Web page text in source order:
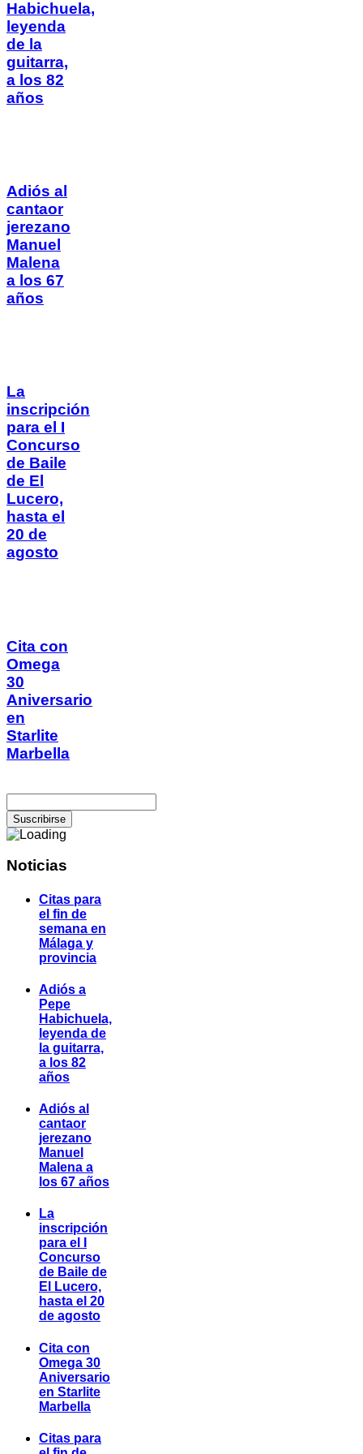
Habichuela,
leyenda
de la
guitarra,
a los 82
años
Adiós al
cantaor
jerezano
Manuel
Malena
a los 67
años
La
inscripción
para el I
Concurso
de Baile
de El
Lucero,
hasta el
20 de
agosto
Cita con
Omega
30
Aniversario
en
Starlite
Marbella
Noticias
Citas para
el fin de
semana en
Málaga y
provincia
Adiós a
Pepe
Habichuela,
leyenda de
la guitarra,
a los 82
años
Adiós al
cantaor
jerezano
Manuel
Malena a
los 67 años
La
inscripción
para el I
Concurso
de Baile de
El Lucero,
hasta el 20
de agosto
Cita con
Omega 30
Aniversario
en Starlite
Marbella
Citas para